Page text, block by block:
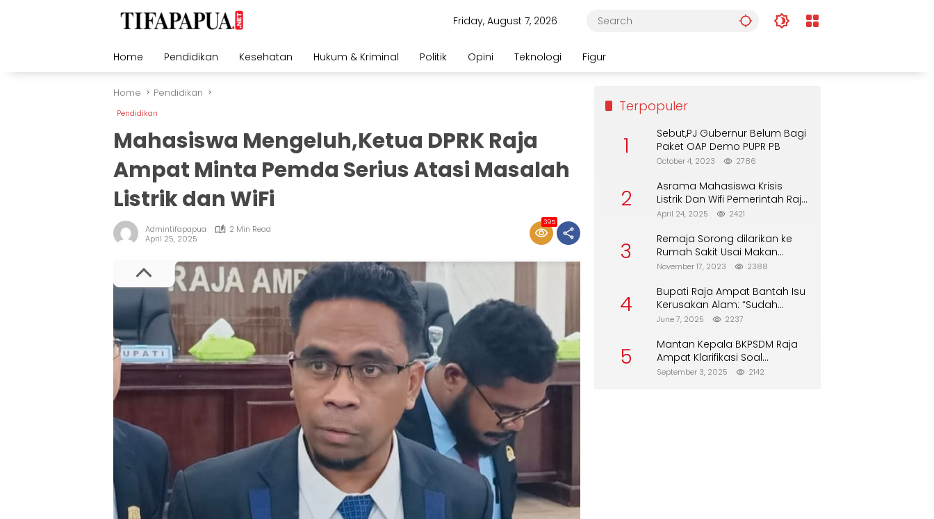
Friday, August 7, 2026
Home Pendidikan Kesehatan Hukum & Kriminal Politik Opini Teknologi Figur
Home Pendidikan
Pendidikan
Mahasiswa Mengeluh,Ketua DPRK Raja
Ampat Minta Pemda Serius Atasi Masalah
Listrik dan WiFi
Admintifapapua
2 Min Read
April 25, 2025
395
Terpopuler
1
Sebut,PJ Gubernur Belum Bagi
Paket OAP Demo PUPR PB
October 4, 2023 2786
2
Asrama Mahasiswa Krisis
Listrik Dan Wifi Pemerintah Raja
Ampat Alasan Tunggu DPA
April 24, 2025 2421
3
Remaja Sorong dilarikan ke
Rumah Sakit Usai Makan
Biskuit dari Alfamart
November 17, 2023 2388
4
Bupati Raja Ampat Bantah Isu
Kerusakan Alam: “Sudah
Direboisasi dan Tidak Merusak
June 7, 2025 2237
5
Mantan Kepala BKPSDM Raja
Ampat Klarifikasi Soal
Pergantian Jabatan
September 3, 2025 2142